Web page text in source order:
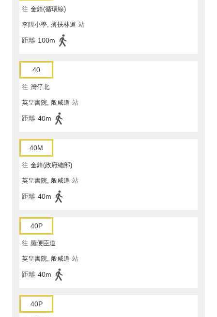
往 金鐘(循環線)
李陞小學, 薄扶林道 站
距離 100m
40
往 灣仔北
英皇書院, 般咸道 站
距離 40m
40M
往 金鐘(政府總部)
英皇書院, 般咸道 站
距離 40m
40P
往 羅便臣道
英皇書院, 般咸道 站
距離 40m
40P